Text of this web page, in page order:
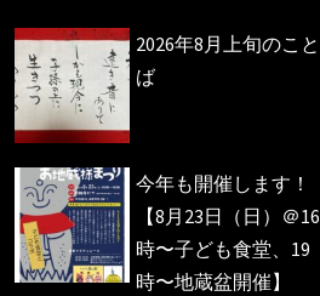
2026年8月上旬のこと
ば
今年も開催します！
【8月23日（日）＠16
時〜子ども食堂、19
時〜地蔵盆開催】